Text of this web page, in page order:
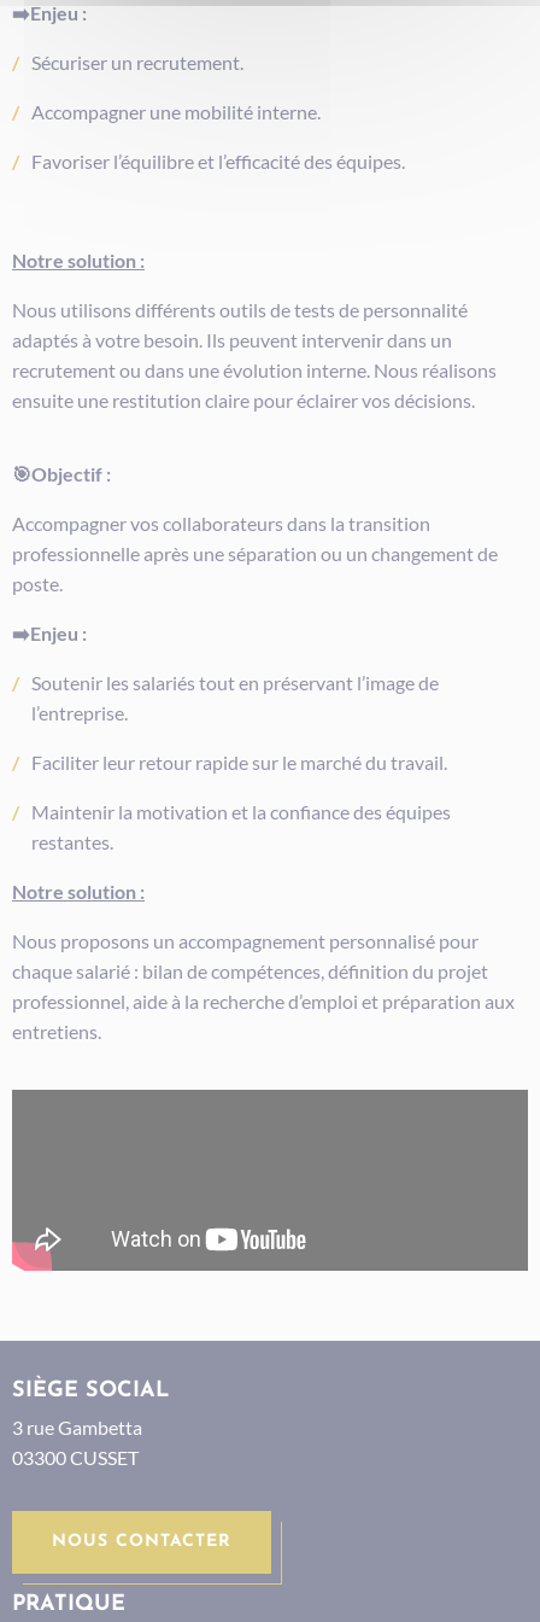
➡️Enjeu :
Sécuriser un recrutement.
Accompagner une mobilité interne.
Favoriser l’équilibre et l’efficacité des équipes.
Notre solution :
Nous utilisons différents outils de tests de personnalité
adaptés à votre besoin. Ils peuvent intervenir dans un
recrutement ou dans une évolution interne. Nous réalisons
ensuite une restitution claire pour éclairer vos décisions.
🎯Objectif :
Accompagner vos collaborateurs dans la transition
professionnelle après une séparation ou un changement de
poste.
➡️Enjeu :
Soutenir les salariés tout en préservant l’image de
l’entreprise.
Faciliter leur retour rapide sur le marché du travail.
Maintenir la motivation et la confiance des équipes
restantes.
Notre solution :
Nous proposons un accompagnement personnalisé pour
chaque salarié : bilan de compétences, définition du projet
professionnel, aide à la recherche d’emploi et préparation aux
entretiens.
SIÈGE SOCIAL
3 rue Gambetta
03300 CUSSET
NOUS CONTACTER
PRATIQUE